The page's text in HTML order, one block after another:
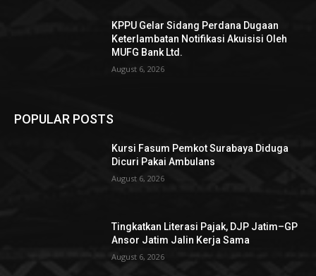
KPPU Gelar Sidang Perdana Dugaan
Keterlambatan Notifikasi Akuisisi Oleh
MUFG Bank Ltd.
August 6, 2026
POPULAR POSTS
Kursi Fasum Pemkot Surabaya Diduga
Dicuri Pakai Ambulans
August 6, 2026
Tingkatkan Literasi Pajak, DJP Jatim–GP
Ansor Jatim Jalin Kerja Sama
August 6, 2026